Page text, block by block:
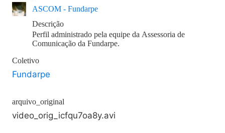
ASCOM - Fundarpe
Descrição
Perfil administrado pela equipe da Assessoria de
Comunicação da Fundarpe.
Coletivo
Fundarpe
arquivo_original
video_orig_icfqu7oa8y.avi